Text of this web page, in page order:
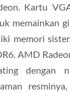
Kartu
memainkan
memori
AMD
dengan